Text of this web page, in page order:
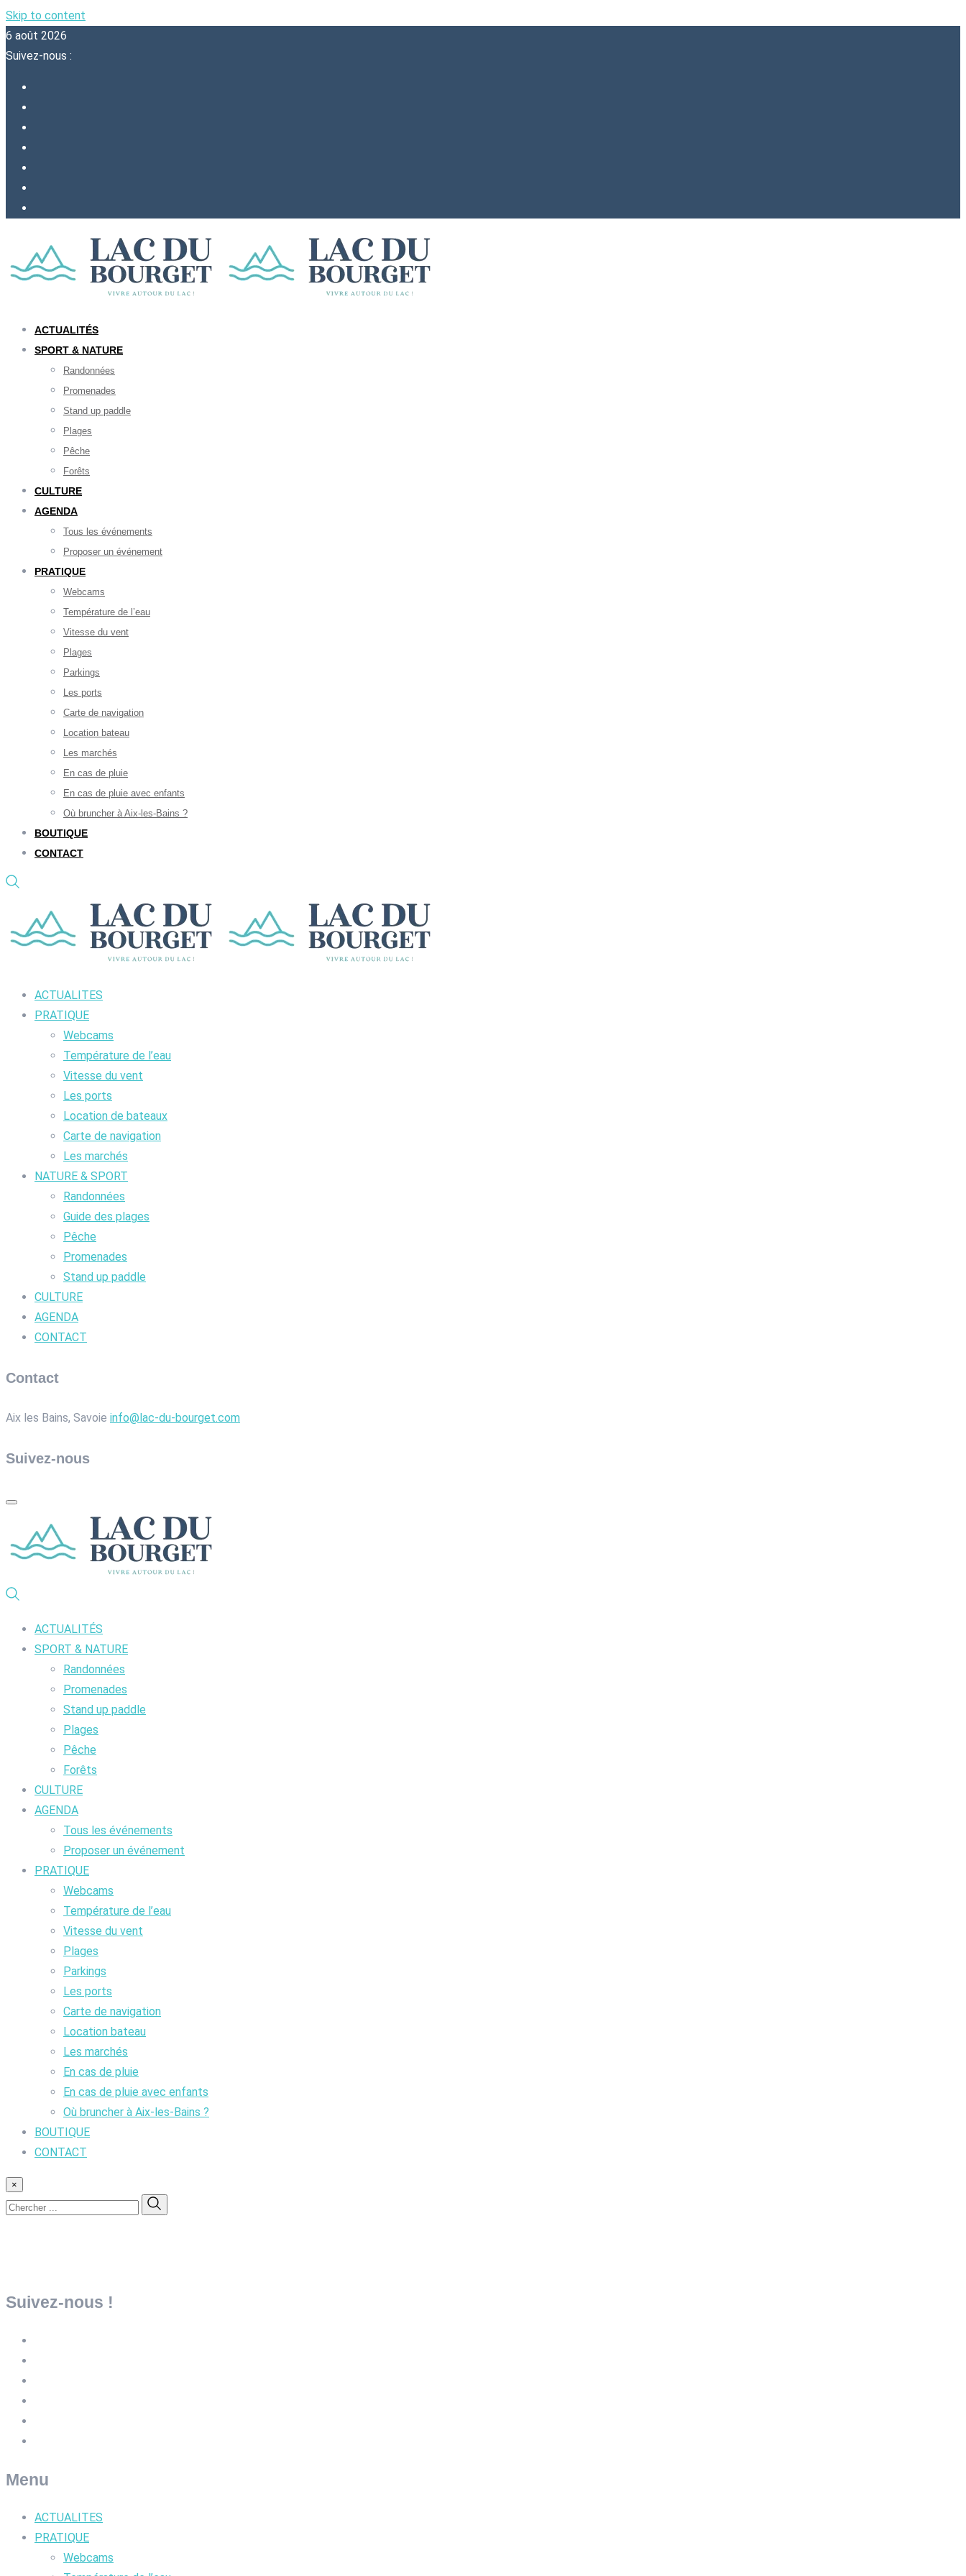
Skip to content
6 août 2026
Suivez-nous :
ACTUALITÉS
SPORT & NATURE
Randonnées
Promenades
Stand up paddle
Plages
Pêche
Forêts
CULTURE
AGENDA
Tous les événements
Proposer un événement
PRATIQUE
Webcams
Température de l’eau
Vitesse du vent
Plages
Parkings
Les ports
Carte de navigation
Location bateau
Les marchés
En cas de pluie
En cas de pluie avec enfants
Où bruncher à Aix-les-Bains ?
BOUTIQUE
CONTACT
ACTUALITES
PRATIQUE
Webcams
Température de l’eau
Vitesse du vent
Les ports
Location de bateaux
Carte de navigation
Les marchés
NATURE & SPORT
Randonnées
Guide des plages
Pêche
Promenades
Stand up paddle
CULTURE
AGENDA
CONTACT
Contact
Aix les Bains, Savoie info@lac-du-bourget.com
Suivez-nous
ACTUALITÉS
SPORT & NATURE
Randonnées
Promenades
Stand up paddle
Plages
Pêche
Forêts
CULTURE
AGENDA
Tous les événements
Proposer un événement
PRATIQUE
Webcams
Température de l’eau
Vitesse du vent
Plages
Parkings
Les ports
Carte de navigation
Location bateau
Les marchés
En cas de pluie
En cas de pluie avec enfants
Où bruncher à Aix-les-Bains ?
BOUTIQUE
CONTACT
×
Suivez-nous !
Menu
ACTUALITES
PRATIQUE
Webcams